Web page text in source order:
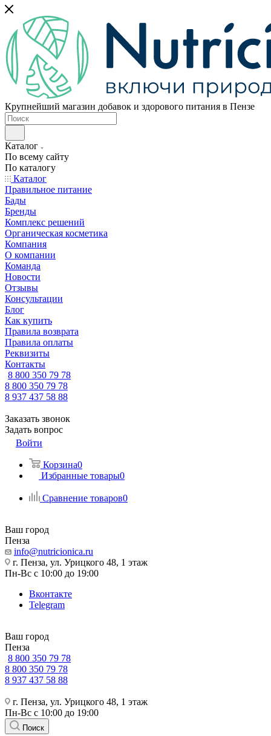
Крупнейший магазин добавок и здорового питания в Пензе
Каталог
По всему сайту
По каталогу
Каталог
Правильное питание
Бады
Бренды
Комплекс решений
Органическая косметика
Компания
О компании
Команда
Новости
Отзывы
Консультации
Блог
Как купить
Правила возврата
Правила оплаты
Реквизиты
Контакты
8 800 350 79 78
8 800 350 79 78
8 937 437 58 88
Заказать звонок
Задать вопрос
Войти
Корзина0
Избранные товары0
Сравнение товаров0
Ваш город
Пенза
info@nutricionica.ru
г. Пенза, ул. Урицкого 48, 1 этаж
Пн-Вс с 10:00 до 19:00
Вконтакте
Telegram
Ваш город
Пенза
8 800 350 79 78
8 800 350 79 78
8 937 437 58 88
г. Пенза, ул. Урицкого 48, 1 этаж
Пн-Вс с 10:00 до 19:00
Поиск